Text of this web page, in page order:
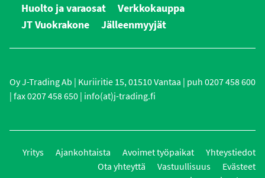
Huolto ja varaosat
Verkkokauppa
JT Vuokrakone
Jälleenmyyjät
Oy J-Trading Ab | Kuriiritie 15, 01510 Vantaa | puh 0207 458 600
| fax 0207 458 650 | info(at)j-trading.fi
Yritys Ajankohtaista Avoimet työpaikat
Yhteystiedot
Ota yhteyttä
Vastuullisuus
Evästeet